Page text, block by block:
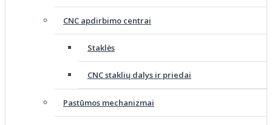
CNC apdirbimo centrai
Staklės
CNC staklių dalys ir priedai
Pastūmos mechanizmai